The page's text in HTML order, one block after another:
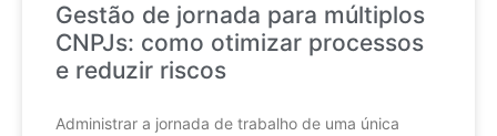
Gestão de jornada para múltiplos
CNPJs: como otimizar processos
e reduzir riscos
Administrar a jornada de trabalho de uma única